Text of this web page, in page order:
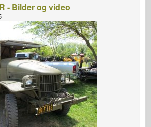
- Bilder og video